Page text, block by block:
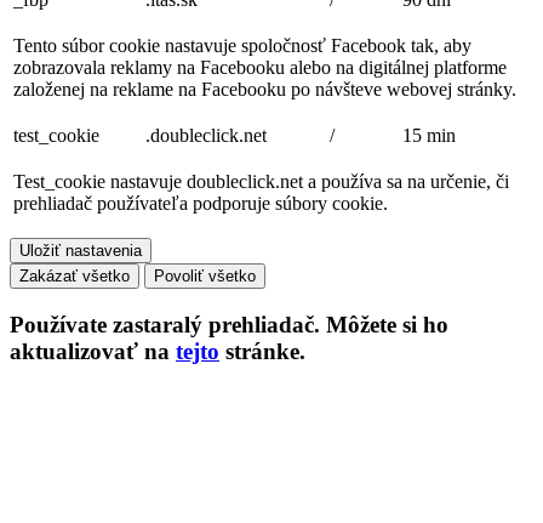
Tento súbor cookie nastavuje spoločnosť Facebook tak, aby
zobrazovala reklamy na Facebooku alebo na digitálnej platforme
založenej na reklame na Facebooku po návšteve webovej stránky.
test_cookie .doubleclick.net / 15 min
Test_cookie nastavuje doubleclick.net a používa sa na určenie, či
prehliadač používateľa podporuje súbory cookie.
Uložiť nastavenia
Zakázať všetko
Povoliť všetko
Používate zastaralý prehliadač. Môžete si ho
aktualizovať na tejto stránke.